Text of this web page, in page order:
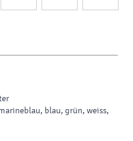
blau, grün, weiss,